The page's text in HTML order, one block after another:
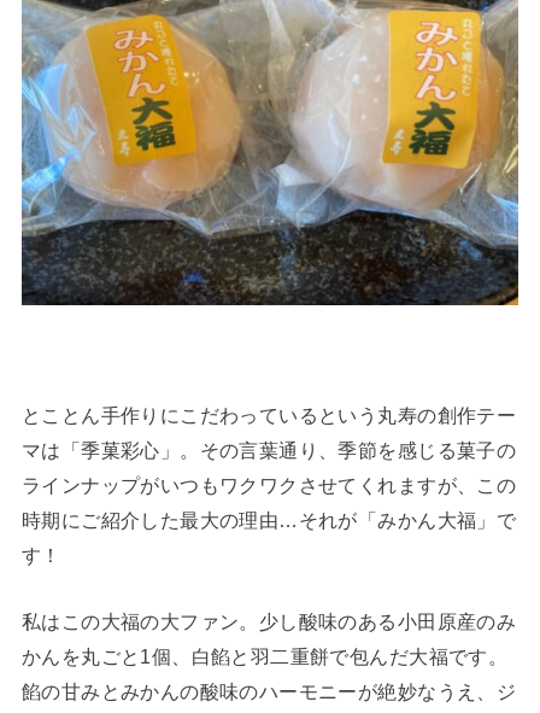
とことん手作りにこだわっているという丸寿の創作テー
マは「季菓彩心」。その言葉通り、季節を感じる菓子の
ラインナップがいつもワクワクさせてくれますが、この
時期にご紹介した最大の理由…それが「みかん大福」で
す！
私はこの大福の大ファン。少し酸味のある小田原産のみ
かんを丸ごと1個、白餡と羽二重餅で包んだ大福です。
餡の甘みとみかんの酸味のハーモニーが絶妙なうえ、ジ